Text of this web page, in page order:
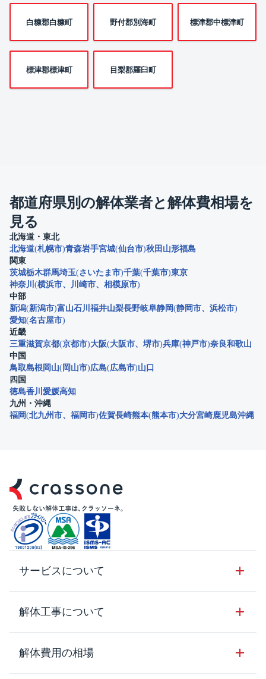
白糠郡白糠町 野付郡別海町 標津郡中標津町
標津郡標津町 目梨郡羅臼町
都道府県別の解体業者と解体費相場を
見る
北海道・東北
北海道 札幌市 青森岩手宮城 仙台市 秋田 山形福島
関東
茨城栃木群馬埼玉 さいたま市 千葉 千葉市 東京
神奈川
横浜市 川崎市
相模原市
中部
新潟 新潟市 富山石川 福井山梨長野岐阜静岡 静岡市
浜松市
愛知 名古屋市
近畿
三重滋賀京都 京都市 大阪 大阪市 堺市 兵庫 神戸市 奈良和歌山
中国
鳥取島根岡山 岡山市 広島 広島市 山口
四国
徳島香川 愛媛高知
九州・沖縄
福岡 北九州市 福岡市 佐賀長崎熊本 熊本市 大分宮崎鹿児島沖縄
サービスについて
サービスの流れ
サービスのメリット
クラッソーネの自治体連携
解体工事について
解体工事の基礎知識
解体工事に関わる法律
解体費用の相場